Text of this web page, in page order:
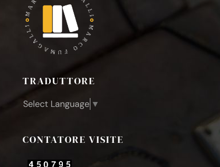
TRADUTTORE
Select Language ▼
CONTATORE VISITE